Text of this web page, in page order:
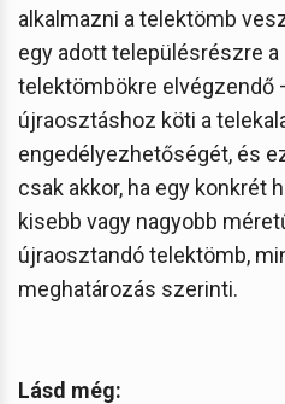
alkalmazni a telektömb
egy adott településrészre a
telektömbökre elvégzendő
újraosztáshoz köti a
engedélyezhetőségét, és
csak akkor, ha egy konkrét
kisebb vagy nagyobb
újraosztandó telektömb,
meghatározás szerinti.
Lásd még: